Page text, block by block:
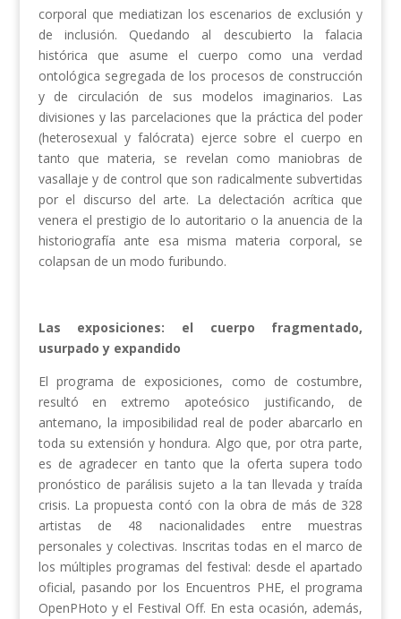
corporal que mediatizan los escenarios de exclusión y
de inclusión. Quedando al descubierto la falacia
histórica que asume el cuerpo como una verdad
ontológica segregada de los procesos de construcción
y de circulación de sus modelos imaginarios. Las
divisiones y las parcelaciones que la práctica del poder
(heterosexual y falócrata) ejerce sobre el cuerpo en
tanto que materia, se revelan como maniobras de
vasallaje y de control que son radicalmente subvertidas
por el discurso del arte. La delectación acrítica que
venera el prestigio de lo autoritario o la anuencia de la
historiografía ante esa misma materia corporal, se
colapsan de un modo furibundo.
Las exposiciones: el cuerpo fragmentado,
usurpado y expandido
El programa de exposiciones, como de costumbre,
resultó en extremo apoteósico justificando, de
antemano, la imposibilidad real de poder abarcarlo en
toda su extensión y hondura. Algo que, por otra parte,
es de agradecer en tanto que la oferta supera todo
pronóstico de parálisis sujeto a la tan llevada y traída
crisis. La propuesta contó con la obra de más de 328
artistas de 48 nacionalidades entre muestras
personales y colectivas. Inscritas todas en el marco de
los múltiples programas del festival: desde el apartado
oficial, pasando por los Encuentros PHE, el programa
OpenPHoto y el Festival Off. En esta ocasión, además,